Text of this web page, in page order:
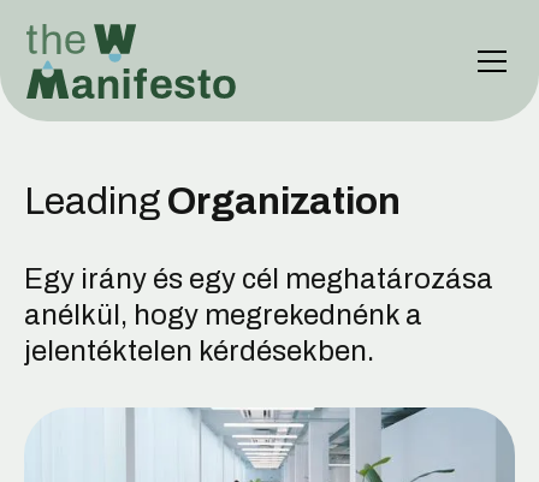
LeadingOrganization
Egy irány és egy cél meghatározása
anélkül, hogy megrekednénk a
jelentéktelen kérdésekben.